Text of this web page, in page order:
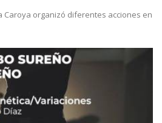
Caroya organizó diferentes acciones en